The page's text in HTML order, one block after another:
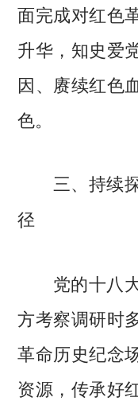
面完成对红色
升华，知史爱
因、赓续红色
色。
三、持续
径
党的十八大
方考察调研时
革命历史纪念
资源，传承好